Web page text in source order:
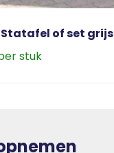
of set grijs